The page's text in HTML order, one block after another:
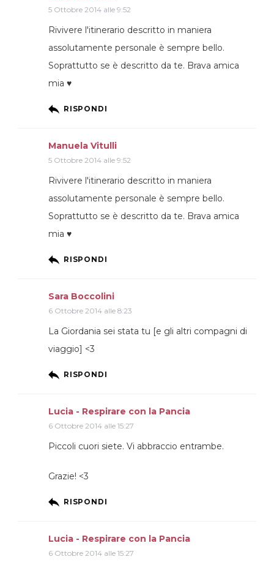
5 Ottobre 2014 alle 9:52
Rivivere l'itinerario descritto in maniera
assolutamente personale è sempre bello.
Soprattutto se è descritto da te. Brava amica
mia ♥
RISPONDI
Manuela Vitulli
5 Ottobre 2014 alle 9:52
Rivivere l'itinerario descritto in maniera
assolutamente personale è sempre bello.
Soprattutto se è descritto da te. Brava amica
mia ♥
RISPONDI
Sara Boccolini
6 Ottobre 2014 alle 8:23
La Giordania sei stata tu [e gli altri compagni di
viaggio] <3
RISPONDI
Lucia - Respirare con la Pancia
6 Ottobre 2014 alle 15:27
Piccoli cuori siete. Vi abbraccio entrambe.
Grazie! <3
RISPONDI
Lucia - Respirare con la Pancia
6 Ottobre 2014 alle 15:27